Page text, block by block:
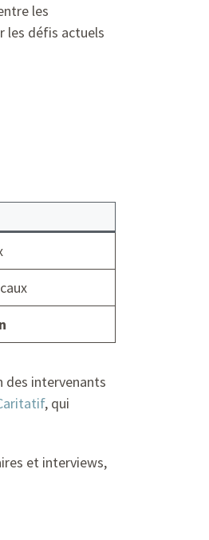
les
les défis actuels
des intervenants
, qui
et interviews,